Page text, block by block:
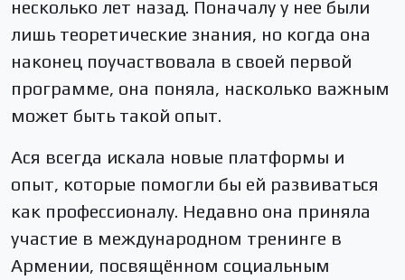
несколько лет назад. Поначалу у нее были
лишь теоретические знания, но когда она
наконец поучаствовала в своей первой
программе, она поняла, насколько важным
может быть такой опыт.
Ася всегда искала новые платформы и
опыт, которые помогли бы ей развиваться
как профессионалу. Недавно она приняла
участие в международном тренинге в
Армении, посвящённом социальным